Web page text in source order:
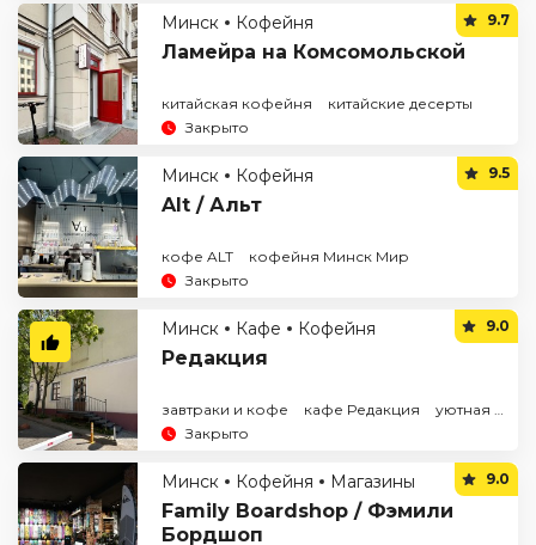
Минск Кофейня
Ламейра на Комсомольской
9.7
китайская кофейня
китайские десерты
Закрыто
Минск Кофейня
Alt / Альт
9.5
кофе ALT
кофейня Минск Мир
Закрыто
Минск Кафе Кофейня
Редакция
9.0
завтраки и кофе кафе Редакция
уютная кофейня
Закрыто
Минск Кофейня Магазины
Family Boardshop / Фэмили
Бордшоп
9.0